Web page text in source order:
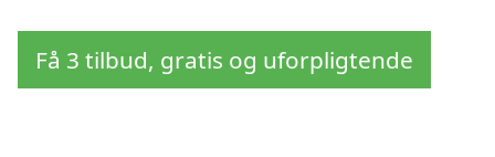
Få 3 tilbud, gratis og uforpligtende